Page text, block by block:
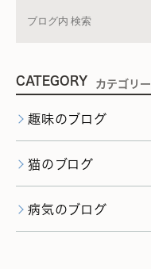
CATEGORY カテゴリー
趣味のブログ
猫のブログ
病気のブログ